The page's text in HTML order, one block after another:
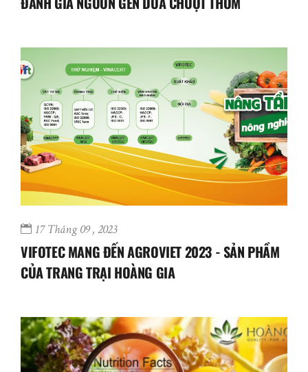
17 Tháng 09 , 2023
VIFOTEC MANG ĐẾN AGROVIET 2023 - SẢN PHẦM
CỦA TRANG TRẠI HOÀNG GIA